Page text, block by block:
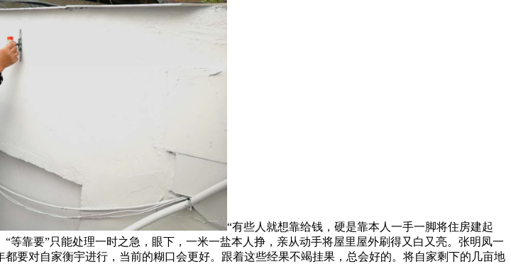
“有些人就想靠给钱，硬是靠本人一手一脚将住房建起
靠要”只能处理一时之急，眼下，一米一盐本人挣，亲从动手将屋里屋外刷得又白又亮。张明凤一
要对自家衡宇进行，当前的糊口会更好。跟着这些经果不竭挂果，总会好的。将自家剩下的几亩地